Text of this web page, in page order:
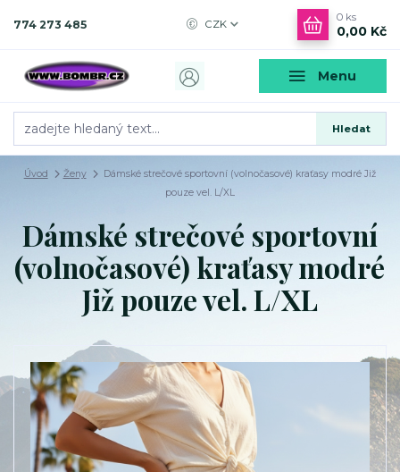
Menu
CZK
Hledat
774 273 485
0 ks
0,00 Kč
Úvod Ženy
Dámské strečové sportovní (volnočasové) kraťasy modré Již
pouze vel. L/XL
Dámské strečové sportovní
(volnočasové) kraťasy modré
Již pouze vel. L/XL